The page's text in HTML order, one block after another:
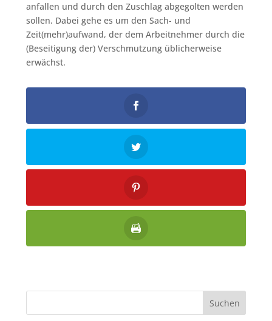
anfallen und durch den Zuschlag abgegolten werden
sollen. Dabei gehe es um den Sach- und
Zeit(mehr)aufwand, der dem Arbeitnehmer durch die
(Beseitigung der) Verschmutzung üblicherweise
erwächst.